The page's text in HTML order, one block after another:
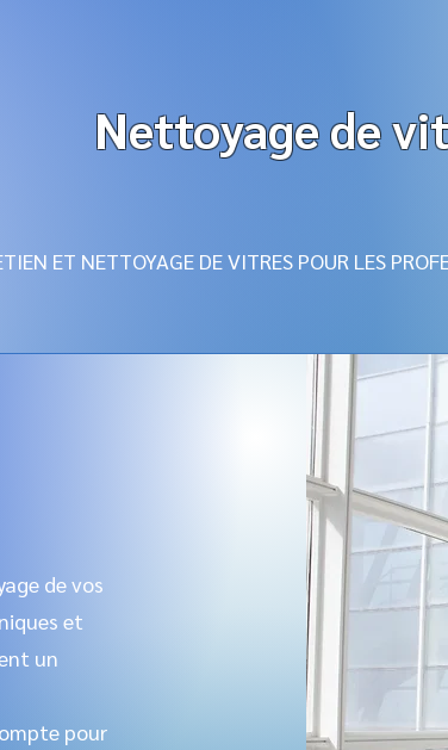
Nettoyage de
ET NETTOYAGE DE VITRES POUR LES
de vos
et
un
pour